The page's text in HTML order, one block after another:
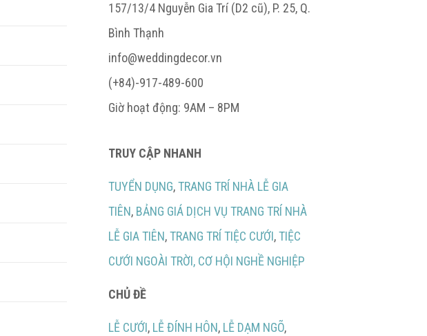
157/13/4 Nguyễn Gia Trí (D2 cũ), P. 25, Q.
Bình Thạnh
info@weddingdecor.vn
(+84)-917-489-600
Giờ hoạt động: 9AM – 8PM
TRUY CẬP NHANH
TUYỂN DỤNG,TRANG TRÍ NHÀ LỄ GIA
TIÊN, BẢNG GIÁ DỊCH VỤ TRANG TRÍ NHÀ
LỄ GIA TIÊN,TRANG TRÍ TIỆC CƯỚI,TIỆC
CƯỚI NGOÀI TRỜI, CƠ HỘI NGHỀ NGHIỆP
CHỦ ĐỀ
LỄ CƯỚI, LỄ ĐÍNH HÔN, LỄ DẠM NGÕ,